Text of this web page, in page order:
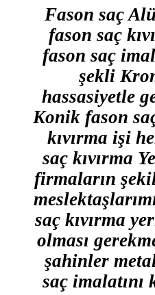
Fason saç
fason saç
fason saç
şekli
hassasiyetle
Konik fason
kıvırma işi
saç kıvırma
firmaların
saç kıvırma
olması
şahinler
saç